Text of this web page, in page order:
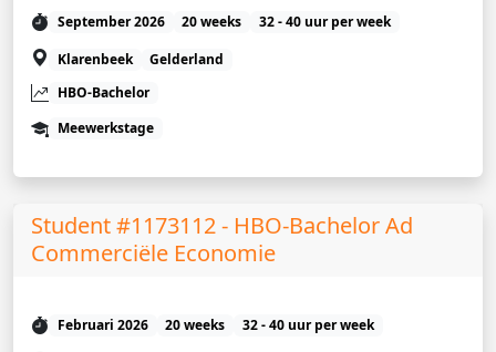
September 2026 20 weeks
32 - 40 uur per week
Klarenbeek
Gelderland
HBO-Bachelor
Meewerkstage
Student #1173112 - HBO-Bachelor Ad
Commerciële Economie
Februari 2026 20 weeks
32 - 40 uur per week